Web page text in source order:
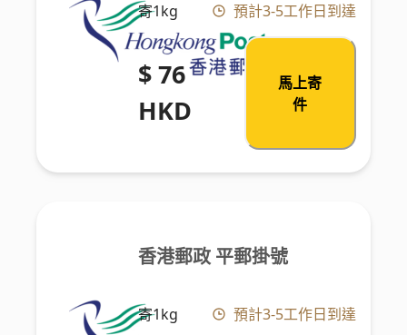
寄1kg 預計3-5工作日到達
$ 76
HKD
馬上寄
件
香港郵政 平郵掛號
寄1kg 預計3-5工作日到達